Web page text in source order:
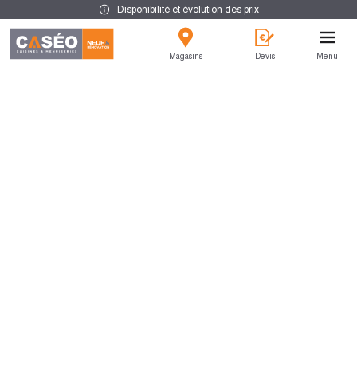
Disponibilité et évolution des prix
Magasins Devis Menu